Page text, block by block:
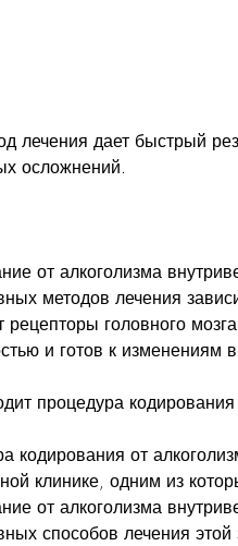
осложнений.
от алкоголизма
методов лечения
рецепторы головного
и готов к изменениям
процедура
кодирования от
клинике, одним из
от алкоголизма
способов лечения этой